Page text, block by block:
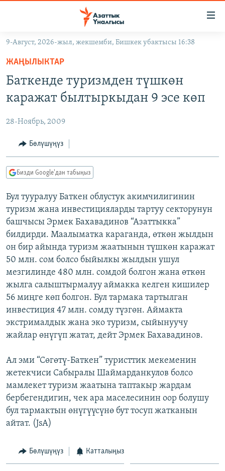
Навигацияга
өтүңүз
Издөөгө
салыңыз
ЭКОНОМИКА
МАДАНИЯТ
БОРБОР АЗИЯ
УКРАИНА
АТАЙЫН ИЛИКТӨӨ
ТВ ПРОГРАММАЛАР
ЭКСПЕРТТЕР ТАЛДАЙТ
БИЗ ЖАНА ДҮЙНӨ
ЭЖЕ-СИҢДИЛЕР
АЗАТТЫК+
ЫҢГАЙСЫЗ СУРООЛОР
ӨЗГӨЧӨ ПИКИР
Русский
ОНЛАЙН ШЕРИНЕ
ЭЕ/АРнун бардык сайттары
9-Август, 2026-жыл, жекшемби, Бишкек убактысы 16:38
ЖАҢЫЛЫКТАР
Баткенде туризмден түшкөн
каражат былтыркыдан 9 эсе көп
28-Ноябрь, 2009
Бөлүшүңүз
Бизди Google'дан табыңыз
Бул тууралуу Баткен облустук акимчилигинин
туризм жана инвестицияларды тартуу секторунун
башчысы Эрмек Бахавадинов “Азаттыкка”
билдирди. Маалыматка караганда, өткөн жылдын
он бир айында туризм жаатынын түшкөн каражат
50 млн. сом болсо быйылкы жылдын ушул
мезгилинде 480 млн. сомдой болгон жана өткөн
жылга салыштырмалуу аймакка келген кишилер
56 миңге көп болгон. Бул тармака тартылган
инвестиция 47 млн. сомду түзгөн. Аймакта
экстрималдык жана эко туризм, сыйынуучу
жайлар өнүгүп жатат, дейт Эрмек Бахавадинов.
Ал эми “Сөгөтү-Баткен” туристтик мекеменин
жетекчиси Сабыралы Шаймарданкулов болсо
мамлекет туризм жаатына таптакыр жардам
бербегендигин, чек ара маселесинин оор болушу
бул тармактын өнүгүүсүнө бут тосуп жатканын
айтат. (JsA)
Бөлүшүңүз Катталыңыз